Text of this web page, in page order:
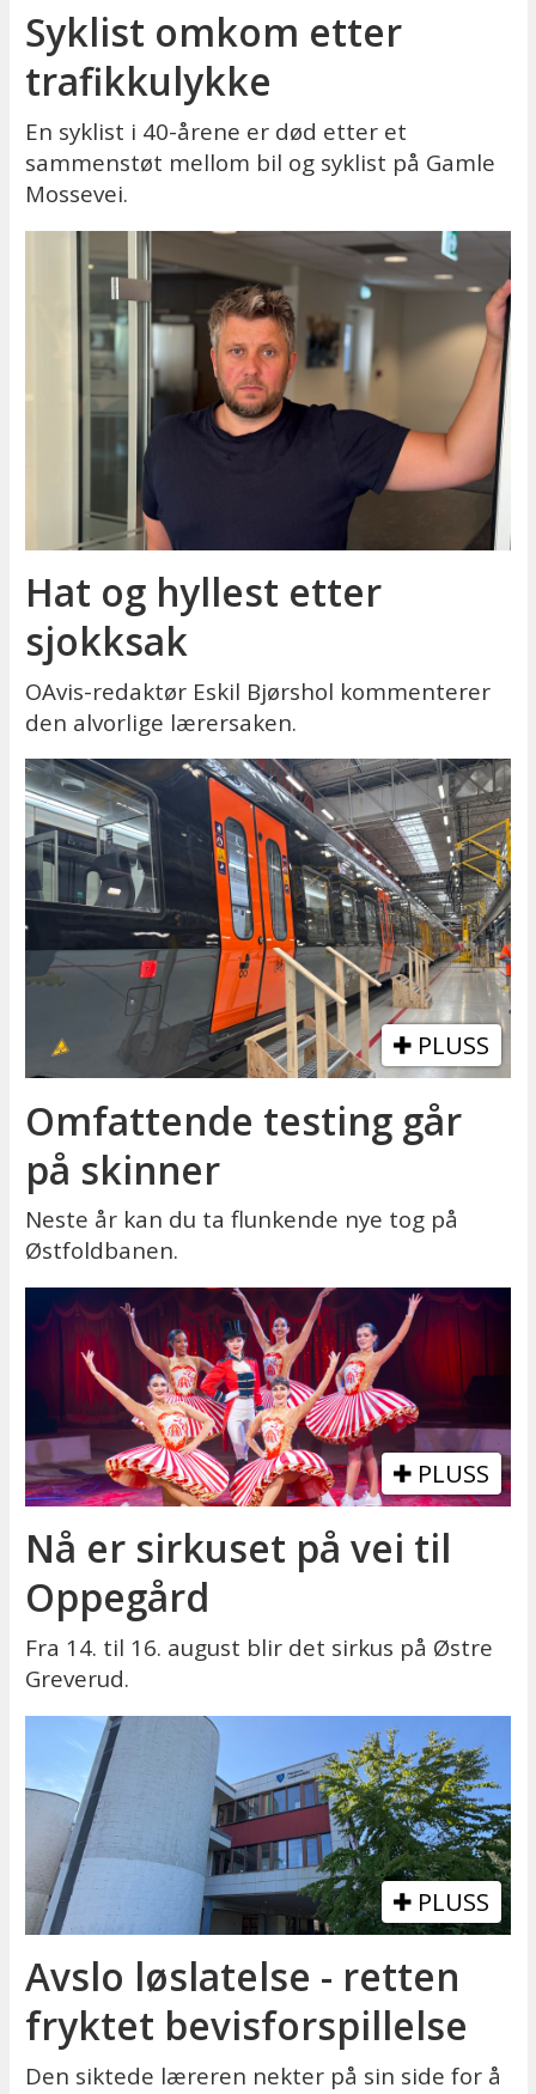
Syklist omkom etter
trafikkulykke
En syklist i 40-årene er død etter et
sammenstøt mellom bil og syklist på Gamle
Mossevei.
Hat og hyllest etter
sjokksak
OAvis-redaktør Eskil Bjørshol kommenterer
den alvorlige lærersaken.
PLUSS
Omfattende testing går
på skinner
Neste år kan du ta flunkende nye tog på
Østfoldbanen.
PLUSS
Nå er sirkuset på vei til
Oppegård
Fra 14. til 16. august blir det sirkus på Østre
Greverud.
PLUSS
Avslo løslatelse - retten
fryktet bevisforspillelse
Den siktede læreren nekter på sin side for å